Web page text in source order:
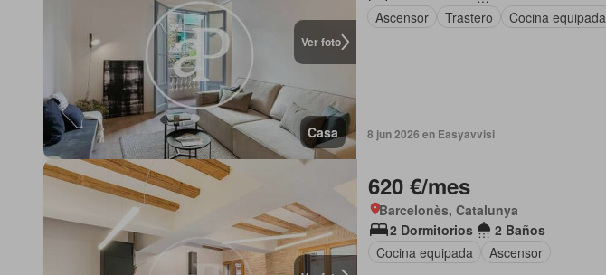
Ver foto
Casa
Ascensor
Trastero Cocina equipada
8 jun 2026 en Easyavvisi
620 €/mes
Barcelonès, Catalunya
2 Dormitorios
2 Baños
Cocina equipada
Ascensor